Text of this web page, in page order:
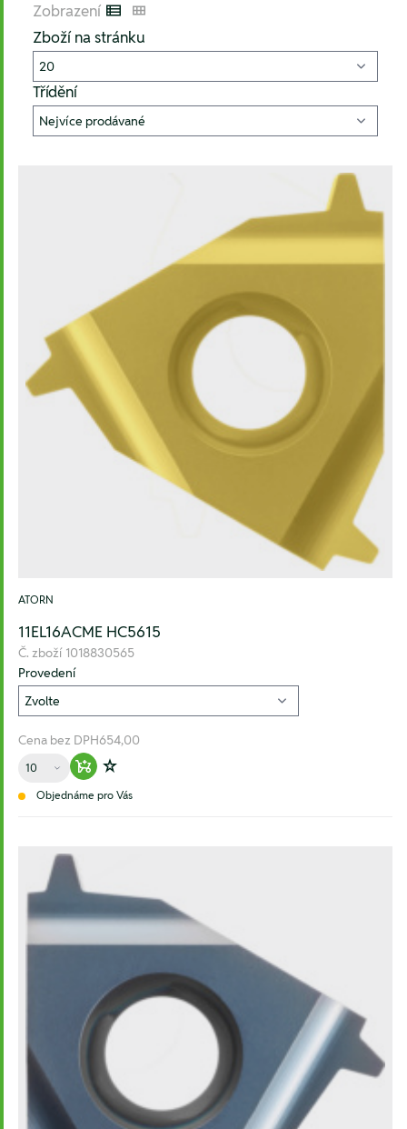
Zobrazení Listenansicht
Kachelansicht
Zboží na stránku
Třídění
ATORN
11EL16ACME HC5615
Č. zboží 1018830565
Provedení
Cena bez DPH654,00
Množství
Warenkorb hinzufügen
Zur Wunschliste hinzufügen
Objednáme pro Vás